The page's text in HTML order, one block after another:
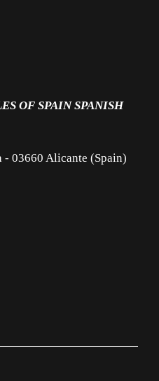
OF SPAIN SPANISH
03660 Alicante (Spain)